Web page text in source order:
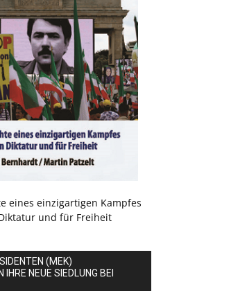
eines einzigartigen Kampfes
und für Freiheit
(MEK)
IHRE NEUE SIEDLUNG BEI